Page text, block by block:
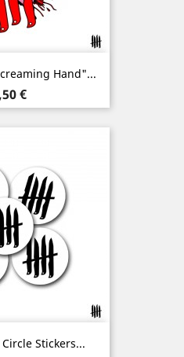
Hand"...
€
Stickers...